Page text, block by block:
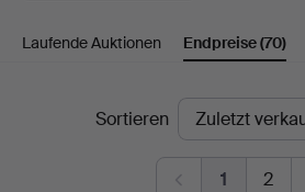
bei
Auktionsverk
Laufende Auktionen Endpreise(70)
EndpreiseSortieren
1 2